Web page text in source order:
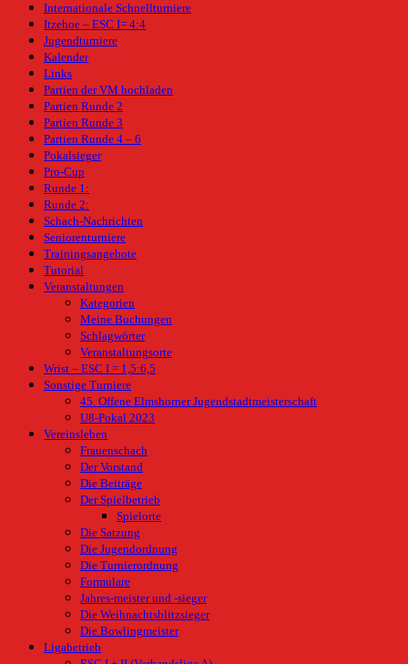
Internationale Schnellturniere
Itzehoe – ESC I= 4:4
Jugendturniere
Kalender
Links
Partien der VM hochladen
Partien Runde 2
Partien Runde 3
Partien Runde 4 – 6
Pokalsieger
Pro-Cup
Runde 1:
Runde 2:
Schach-Nachrichten
Seniorenturniere
Trainingsangebote
Tutorial
Veranstaltungen
Kategorien
Meine Buchungen
Schlagwörter
Veranstaltungsorte
Wrist – ESC I = 1,5:6,5
Sonstige Turniere
45. Offene Elmshorner Jugendstadtmeisterschaft
U8-Pokal 2023
Vereinsleben
Frauenschach
Der Vorstand
Die Beiträge
Der Spielbetrieb
Spielorte
Die Satzung
Die Jugendordnung
Die Turnierordnung
Formulare
Jahres-meister und -sieger
Die Weihnachtsblitzsieger
Die Bowlingmeister
Ligabetrieb